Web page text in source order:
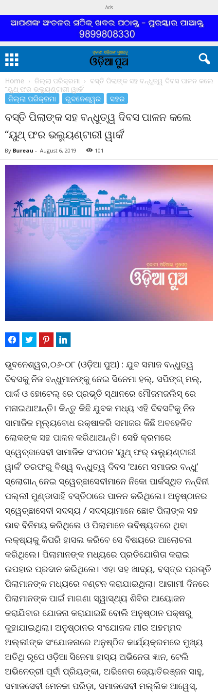
Ads
Home ଜିଲ୍ଲା ପରିକ୍ରମା
ବସ୍ତି ପିଲାଙ୍କ ସହ ବନ୍ଧୁତ୍ୱ ଦିବସ ପାଳନ କଲେ
“ୟୁଥ୍ ଫର ଭଲ୍ୟୁଣ୍ଟାରୀ ୱାର୍କ’
ଜିଲ୍ଲା ପରିକ୍ରମା ଭୁବନେଶ୍ୱର ସହର
ବସ୍ତି ପିଲାଙ୍କ ସହ ବନ୍ଧୁତ୍ୱ ଦିବସ ପାଳନ କଲେ
“ୟୁଥ୍ ଫର ଭଲ୍ୟୁଣ୍ଟାରୀ ୱାର୍କ’
By Bureau - August 6, 2019 101
ଭୁବନେଶ୍ୱର,୦୬-୦୮ (ଓଡ଼ିଆ ପୁଅ) : ଯୁବ ସମାଜ ବନ୍ଧୁତ୍ୱ
ଦିବସକୁ ନିଜ ବନ୍ଧୁମାନଙ୍କୁ ନେଇ ସିନେମା ହଲ୍, ସପିଙ୍ଗ୍ ମଲ୍,
ପାର୍କ ଓ ହୋଟେଲ୍ ରେ ପ୍ରଭୃତି ସ୍ଥାନରେ ମୌଜମଜଲିସ୍ ରେ
ମନାଇଥାଆନ୍ତି। କିନ୍ତୁ କିଛି ଯୁବକ ମଧ୍ୟ ଏହି ଦିବସଟିକୁ ନିଜ
ସାମାଜିକ ମୂଲ୍ୟବୋଧ ରକ୍ଷାକରି ସମାଜର କିଛି ଅବହେଳିତ
ଲୋକଙ୍କ ସହ ପାଳନ କରିଥାଆନ୍ତି। ସେହି କ୍ରମରେ
ସ୍ୱେଚ୍ଛାସେବୀ ସାମାଜିକ ସଂଗଠନ ‘ୟୁଥ୍ ଫର୍ ଭଲ୍ୟୁଣ୍ଟାରୀ
ୱାର୍କ’ ତରଫରୁ ବିଶ୍ୱ ବନ୍ଧୁତ୍ୱ ଦିବସ ‘ଆମେ ସମାଜର ବନ୍ଧୁ’
ସ୍ଲୋଗାନ୍ ନେଇ ସ୍ୱେଚ୍ଛାସେବୀମାନେ ନିକୋ ପାର୍କସ୍ଥିତ ନନ୍ଦିନୀ
ପଲ୍ଲୀ ମୁଣ୍ଡାସାହି ବସ୍ତିଠାରେ ପାଳନ କରିଥିଲେ। ଅନୁଷ୍ଠାନର
ସ୍ୱେଚ୍ଛାସେବୀ ସଦସ୍ୟ / ସଦସ୍ୟାମାନେ ଛୋଟ ପିଲାଙ୍କ ସହ
ଭାବ ବିନିମୟ କରିଥିଲେ ଓ ପିଲାମାନେ ଭବିଷ୍ୟତରେ ଥିବା
ଲକ୍ଷ୍ୟକୁ କିପରି ହାସଲ କରିବେ ସେ ବିଷୟରେ ଆଲୋଚନା
କରିଥିଲେ। ପିଲାମାନଙ୍କ ମଧ୍ୟରେ ପ୍ରତିଯୋଗିତା କରାଇ
ଉପହାର ପ୍ରଦାନ କରିଥିଲେ। ଏହା ସହ ଖାଦ୍ୟ, ବସ୍ତ୍ର ପ୍ରଭୃତି
ପିଲାମାନଙ୍କ ମଧ୍ୟରେ ବଣ୍ଟନ କରାଯାଇଥିଲା। ଆଗାମୀ ଦିନରେ
ପିଲାମାନଙ୍କ ପାଇଁ ମାଗଣା ସ୍ୱାସ୍ଥ୍ୟ ଶିବିର ଆୟୋଜନ
କରାଯିବାର ଯୋଜନା କରାଯାଇଛି ବୋଲି ଅନୁଷ୍ଠାନ ପକ୍ଷରୁ
କୁହାଯାଇଥିଲା। ଅନୁଷ୍ଠାନର ସଂଯୋଜକ ମୀର ଅହମ୍ମଦ
ଅଲ୍ଲୀଙ୍କ ସଂଯୋଜନାରେ ଅନୁଷ୍ଠିତ କାର୍ଯ୍ୟକ୍ରମରେ ମୁଖ୍ୟ
ଅତିଥି ରୂପେ ଓଡ଼ିଆ ସିନେମା ହାସ୍ୟ ଅଭିନେତା ଜ୍ଞାନ, ଟେଲି
ଅଭିନେତ୍ରୀ ପୂର୍ବୀ ପ୍ରିୟଙ୍କା, ଅଭିନେତା ଜ୍ୟୋତିରଞ୍ଜନ ସାହୁ,
ସମାଜସେବୀ ମେନକା ପରିଡ଼ା, ସମାଜସେବୀ ମଲ୍ଲିକ ଆୱେସ୍,